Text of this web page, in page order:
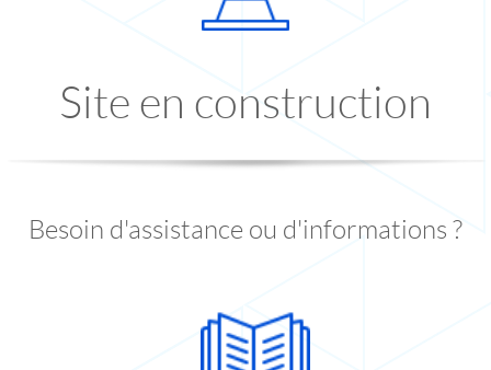
Site en construction
Besoin d'assistance ou d'informations ?